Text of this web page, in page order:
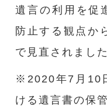
遺言の利用を促
防止する観点か
で見直されました
※2020年7月10
ける遺言書の保